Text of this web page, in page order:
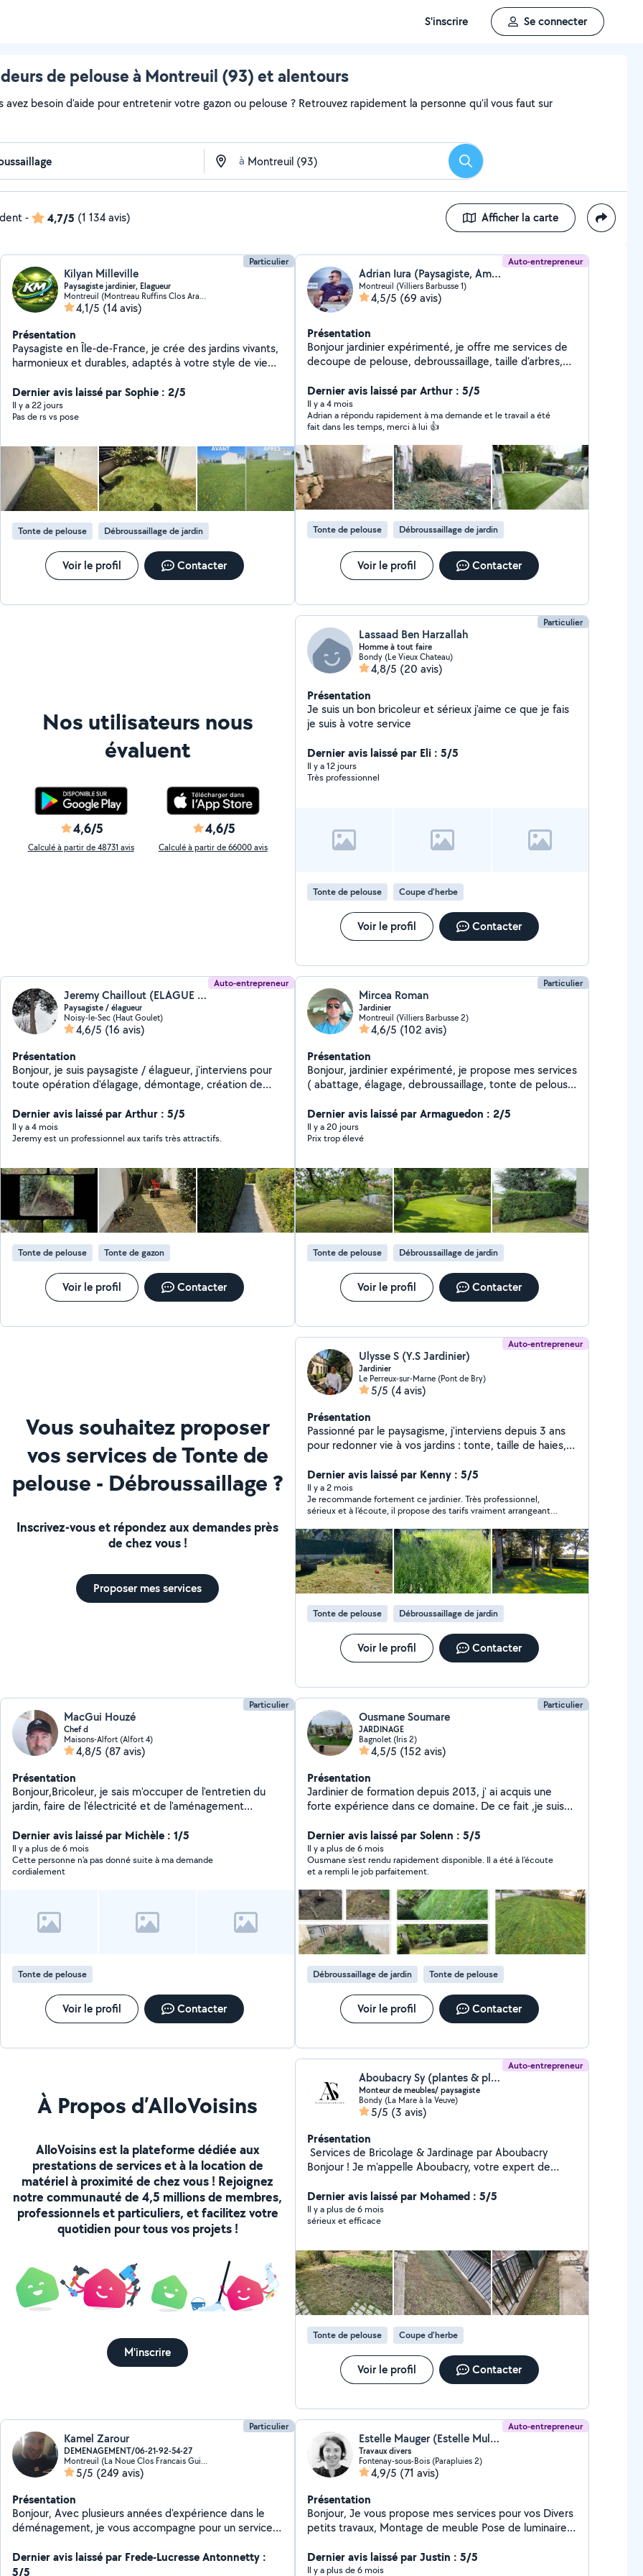
S'inscrire Se connecter
de pelouse à Montreuil (93) et alentours
besoin d'aide pour entretenir votre gazon ou pelouse ? Retrouvez rapidement la personne qu'il vous faut sur
à Rechercher
- 4,7/5 (1 134 avis) Afficher la carte
Particulier
Kilyan Milleville
Paysagiste jardinier, Elagueur
Montreuil (Montreau Ruffins Clos Arachis 3)
4,1/5 (14 avis)
Présentation
Paysagiste en Île-de-France, je crée des jardins vivants,
harmonieux et durables, adaptés à votre style de vie
nettoyage de dalle, nettoyage de façade, tombe de
pelouse , pose de gazon pour plus de renseignements,
veuillez contacter via l'application AlloVoisins
Dernier avis laissé par Sophie : 2/5
Il y a 22 jours
Pas de rs vs pose
Tonte de pelouse Débroussaillage de jardin
Voir le profil Contacter
Auto-entrepreneur
Adrian Iura (Paysagiste, Aménagement de jardin)
Montreuil (Villiers Barbusse 1)
4,5/5 (69 avis)
Présentation
Bonjour jardinier expérimenté, je offre me services de
decoupe de pelouse, debroussaillage, taille d'arbres,
Dernier avis laissé par Arthur : 5/5
Il y a 4 mois
Adrian a répondu rapidement à ma demande et le travail a été
fait dans les temps, merci à lui 👍
Tonte de pelouse Débroussaillage de jardin
Voir le profil Contacter
Nos utilisateurs nous
évaluent
4,6/5
Calculé à partir de 48731 avis
4,6/5
Calculé à partir de 66000 avis
Particulier
Lassaad Ben Harzallah
Homme à tout faire
Bondy (Le Vieux Chateau)
4,8/5 (20 avis)
Présentation
Je suis un bon bricoleur et sérieux j'aime ce que je fais
je suis à votre service
Dernier avis laissé par Eli : 5/5
Il y a 12 jours
Très professionnel
Tonte de pelouse Coupe d'herbe
Voir le profil Contacter
Auto-entrepreneur
Jeremy Chaillout (ELAGUE & L'ARBRE)
Paysagiste / élagueur
Noisy-le-Sec (Haut Goulet)
4,6/5 (16 avis)
Présentation
Bonjour, je suis paysagiste / élagueur, j'interviens pour
toute opération d'élagage, démontage, création de
du jardin.
Dernier avis laissé par Arthur : 5/5
Il y a 4 mois
Jeremy est un professionnel aux tarifs très attractifs.
Tonte de pelouse Tonte de gazon
Voir le profil Contacter
Particulier
Mircea Roman
Jardinier
Montreuil (Villiers Barbusse 2)
4,6/5 (102 avis)
Présentation
Bonjour, jardinier expérimenté, je propose mes services
( abattage, élagage, debroussaillage, tonte de pelouse,
gazon naturelle ou synthétique, nettoyage à haute
pression par Karcher de tout type de support) etc...
Ramassage et débarrassage des déchets verts. Je
l'art de jardinage avec le plus grand soin en respectant
la nature et de la CLIENTÈLES. N'hésitez pas à me
contacter. Cordialement
Dernier avis laissé par Armaguedon : 2/5
Il y a 20 jours
Prix trop élevé
Tonte de pelouse Débroussaillage de jardin
Voir le profil Contacter
Vous souhaitez proposer
vos services de Tonte de
pelouse - Débroussaillage ?
Inscrivez-vous et répondez aux demandes près
de chez vous !
Proposer mes services
Auto-entrepreneur
Ulysse S (Y.S Jardinier)
Jardinier
Le Perreux-sur-Marne (Pont de Bry)
5/5 (4 avis)
Présentation
Passionné par le paysagisme, j'interviens depuis 3 ans
pour redonner vie à vos jardins : tonte, taille de haies,
aménagements. Mon objectif est simple : que vous
soyez heureux de retrouver un extérieur propre,
agréable et soigné par l'œil d'un professionnel :)
N'hésitez pas à me contacter pour une visite ou devis
gratuit. 06-84-47-76-28
Dernier avis laissé par Kenny : 5/5
Il y a 2 mois
Je recommande fortement ce jardinier. Très professionnel,
sérieux et à l’écoute, il propose des tarifs vraiment arrangeants
soigné et au-delà de mes attentes. Merci encore pour ce
superbe travail Ulysse !
Tonte de pelouse Débroussaillage de jardin
Voir le profil Contacter
Particulier
MacGui Houzé
Chef d
Maisons-Alfort (Alfort 4)
4,8/5 (87 avis)
Présentation
Bonjour,Bricoleur, je sais m'occuper de l'entretien du
jardin, faire de l'électricité et de l'aménagement
bien fait et trouver des idées et des solutions.
Dernier avis laissé par Michèle : 1/5
Il y a plus de 6 mois
Cette personne n'a pas donné suite à ma demande
cordialement
Tonte de pelouse
Voir le profil Contacter
Particulier
Ousmane Soumare
JARDINAGE
Bagnolet (Iris 2)
4,5/5 (152 avis)
Présentation
Jardinier de formation depuis 2013, j' ai acquis une
forte expérience dans ce domaine. De ce fait ,je suis
paysage et d'entretien d'espace vert . J'ai également
acquis une compétence en Pose de Terrasse en Bois
sur plot. Pour être rassuré de mon professionnalisme,
je vous prierais de jeter un petit coup d œil dans ma
galerie photo où j'ai mis quelques une de mes
réalisations. Merci de votre confiance !
Dernier avis laissé par Solenn : 5/5
Il y a plus de 6 mois
Ousmane s’est rendu rapidement disponible. Il a été à l’écoute
et a rempli le job parfaitement.
Débroussaillage de jardin Tonte de pelouse
Voir le profil Contacter
À Propos d’AlloVoisins
AlloVoisins est la plateforme dédiée aux
prestations de services et à la location de
matériel à proximité de chez vous ! Rejoignez
notre communauté de 4,5 millions de membres,
professionnels et particuliers, et facilitez votre
quotidien pour tous vos projets !
M'inscrire
Auto-entrepreneur
Aboubacry Sy (plantes & planches)
Monteur de meubles/ paysagiste
Bondy (La Mare à la Veuve)
5/5 (3 avis)
Présentation
️ Services de Bricolage & Jardinage par Aboubacry
Bonjour ! Je m'appelle Aboubacry, votre expert de
Montage de meubles Assemblage rapide et soigné
Meubles IKEA, Conforama, Leroy Merlin Vérification
rigoureuse de la stabilité et des réglages Entretien de
et finition des contours Ramassage des déchets verts
Pourquoi me choisir ? Ponctualité et professionnalisme
Tarifs clairs et devis gratuit Matériel et outillage fournis
Service sur-mesure, adapté à vos besoins Retrouvez
tous les détails dans mon flyer Offrez-vous la
tranquillité d'esprit : je prends soin de votre intérieur et
de votre jardin ! Disponible rapidement n'hésitez plus,
votre satisfaction est ma priorité !
Dernier avis laissé par Mohamed : 5/5
Il y a plus de 6 mois
sérieux et efficace
Tonte de pelouse Coupe d'herbe
Voir le profil Contacter
Particulier
Kamel Zarour
DEMENAGEMENT/06-21-92-54-27
Montreuil (La Noue Clos Francais Guilands 3)
5/5 (249 avis)
Présentation
Bonjour, Avec plusieurs années d'expérience dans le
déménagement, je vous accompagne pour un service
pour mon sérieux, ma ponctualité et ma motivation. je
suis disponible quand vous voulez,y'a plus qu'à se
Dernier avis laissé par Frede-Lucresse Antonnetty :
5/5
Auto-entrepreneur
Estelle Mauger (Estelle Multiservices EI)
Travaux divers
Fontenay-sous-Bois (Parapluies 2)
4,9/5 (71 avis)
Présentation
Bonjour, Je vous propose mes services pour vos Divers
petits travaux, Montage de meuble Pose de luminaires,
Création de meuble Pose de sol (hors carrelages)
Peintures Entretien de jardin..... Organisée, sérieuse et
Dernier avis laissé par Justin : 5/5
Il y a plus de 6 mois